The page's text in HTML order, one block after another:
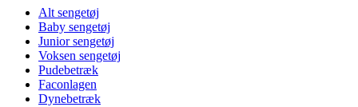
Alt sengetøj
Baby sengetøj
Junior sengetøj
Voksen sengetøj
Pudebetræk
Faconlagen
Dynebetræk